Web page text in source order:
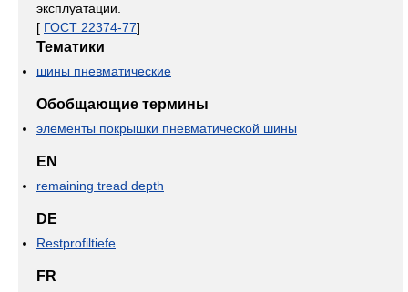
эксплуатации.
[ ГОСТ 22374-77]
Тематики
шины пневматические
Обобщающие термины
элементы покрышки пневматической шины
EN
remaining tread depth
DE
Restprofiltiefe
FR